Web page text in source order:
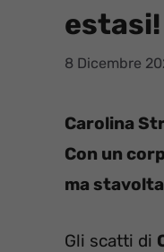
estasi!
8 Dicembre
Carolina
Con un
ma
Gli scatti di